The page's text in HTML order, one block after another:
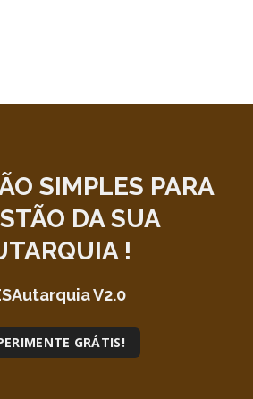
SIMPLES PARA
DA SUA
!
V2.0
GRÁTIS!